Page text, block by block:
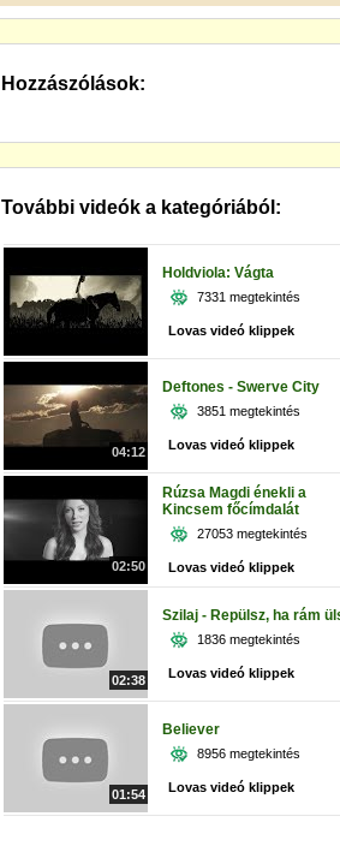
Hozzászólások:
További videók a kategóriából:
04:12
Holdviola: Vágta
7331 megtekintés
Lovas videó klippek
02:50
Deftones - Swerve City
3851 megtekintés
Lovas videó klippek
02:38
Rúzsa Magdi énekli a
Kincsem főcímdalát
27053 megtekintés
Lovas videó klippek
01:54
Szilaj - Repülsz, ha rám
1836 megtekintés
Lovas videó klippek
Believer
8956 megtekintés
Lovas videó klippek